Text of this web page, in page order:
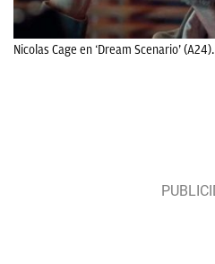
Nicolas Cage en ‘Dream Scenario’ (A24).